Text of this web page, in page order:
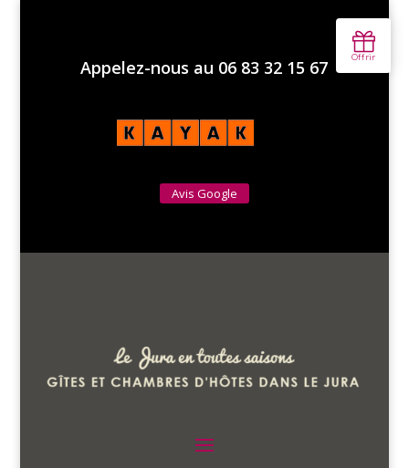
Appelez-nous au 06 83 32 15 67
Avis Google